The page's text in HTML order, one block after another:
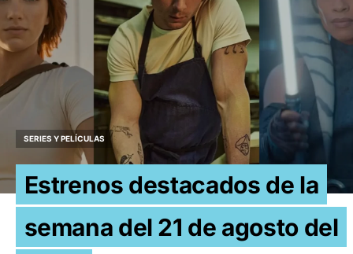
SERIES Y PELÍCULAS
Estrenos destacados de la
semana del 21 de agosto del